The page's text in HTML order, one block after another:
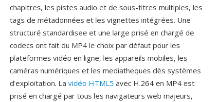
chapitres, les pistes audio et de sous-titres multiples, les
tags de métadonnées et les vignettes intégrées. Une
structuré standardisee et une large prisé en chargé de
codecs ont fait du MP4 le choix par défaut pour les
plateformes vidéo en ligne, les appareils mobiles, les
caméras numériques et les mediatheques dès systèmes
d'exploitation. La vidéo HTML5 avec H.264 en MP4 est
prisé en chargé par tous les navigateurs web majeurs,